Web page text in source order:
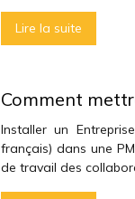
Lire la suite
Comment
Installer un
français) dans une
de travail des